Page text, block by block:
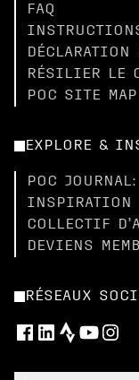
FAQ
DÉCLARATION
RÉSILIER LE
POC SITE MAP
EXPLORE &
POC
INSPIRATION
COLLECTIF
DEVIENS
RÉSEAUX